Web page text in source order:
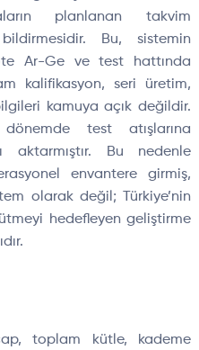
planlanan takvim
Bu, sistemin
Ar-Ge ve test hattında
kalifikasyon, seri üretim,
kamuya açık değildir.
test atışlarına
aktarmıştır. Bu nedenle
envantere girmiş,
olarak değil; Türkiye’nin
hedefleyen geliştirme
çap, toplam kütle, kademe